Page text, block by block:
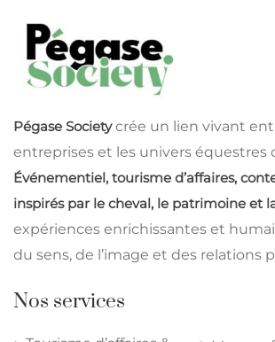
Pégase Societycrée un lien vivant
entreprises et les univers équestres
Événementiel, tourisme d’affaires,
inspirés par le cheval, le patrimoine et
expériences enrichissantes et
du sens, de l’image et des relations
Nos services